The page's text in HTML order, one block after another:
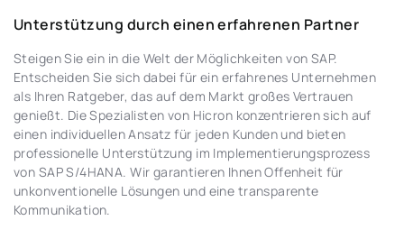
Unterstützung durch einen erfahrenen Partner
Steigen Sie ein in die Welt der Möglichkeiten von SAP.
Entscheiden Sie sich dabei für ein erfahrenes Unternehmen
als Ihren Ratgeber, das auf dem Markt großes Vertrauen
genießt. Die Spezialisten von Hicron konzentrieren sich auf
einen individuellen Ansatz für jeden Kunden und bieten
professionelle Unterstützung im Implementierungsprozess
von SAP S/4HANA. Wir garantieren Ihnen Offenheit für
unkonventionelle Lösungen und eine transparente
Kommunikation.